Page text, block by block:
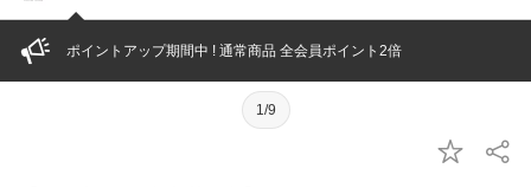
ポイントアップ期間中 ! 通常商品 全会員ポイント2倍
1/9